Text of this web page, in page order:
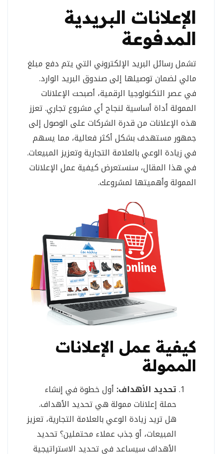
الإعلانات البريدية
المدفوعة
تشمل رسائل البريد الإلكتروني التي يتم دفع مبلغ
مالي لضمان توصيلها إلى صندوق البريد الوارد.
في عصر التكنولوجيا الرقمية، أصبحت الإعلانات
الممولة أداة أساسية لنجاح أي مشروع تجاري. تعزز
هذه الإعلانات من قدرة الشركات على الوصول إلى
جمهور مستهدف بشكل أكثر فعالية، مما يسهم
في زيادة الوعي بالعلامة التجارية وتعزيز المبيعات.
في هذا المقال، سنستعرض كيفية عمل الإعلانات
الممولة وأهميتها لمشروعك.
كيفية عمل الإعلانات
الممولة
تحديد الأهداف: أول خطوة في إنشاء
حملة إعلانات ممولة هي تحديد الأهداف.
هل تريد زيادة الوعي بالعلامة التجارية، تعزيز
المبيعات، أو جذب عملاء محتملين؟ تحديد
الأهداف سيساعد في تحديد الاستراتيجية